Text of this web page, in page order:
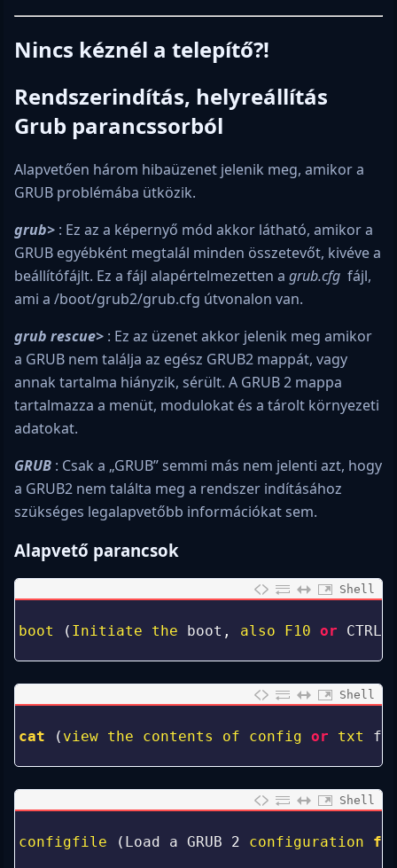
Nincs kéznél a telepítő?!
Rendszerindítás, helyreállítás
Grub parancssorból
Alapvetően három hibaüzenet jelenik meg, amikor a
GRUB problémába ütközik.
grub> : Ez az a képernyő mód akkor látható, amikor a
GRUB egyébként megtalál minden összetevőt, kivéve a
beállítófájlt. Ez a fájl alapértelmezetten a grub.cfg fájl,
ami a /boot/grub2/grub.cfg útvonalon van.
grub rescue> : Ez az üzenet akkor jelenik meg amikor
a GRUB nem találja az egész GRUB2 mappát, vagy
annak tartalma hiányzik, sérült. A GRUB 2 mappa
tartalmazza a menüt, modulokat és a tárolt környezeti
adatokat.
GRUB : Csak a „GRUB” semmi más nem jelenti azt, hogy
a GRUB2 nem találta meg a rendszer indításához
szükséges legalapvetőbb információkat sem.
Alapvető parancsok
Shell
boot ( Initiate the boot , also F10 or CTRL
Shell
cat ( view the contents of config or txt
Shell
configfile ( Load a GRUB 2 configuration